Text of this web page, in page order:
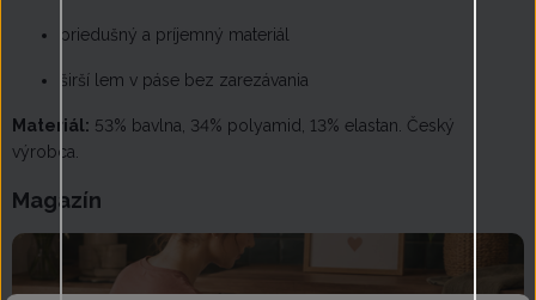
priedušný a príjemný materiál
širší lem v páse bez zarezávania
Materiál: 53% bavlna, 34% polyamid, 13% elastan. Český
výrobca.
Magazín